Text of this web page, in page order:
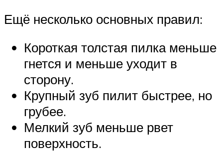
Ещё несколько основных правил:
Короткая толстая пилка меньше
гнется и меньше уходит в
сторону.
Крупный зуб пилит быстрее, но
грубее.
Мелкий зуб меньше рвет
поверхность.